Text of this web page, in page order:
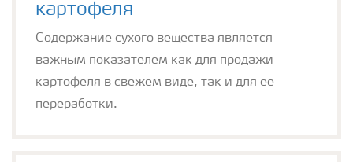
картофеля
Содержание сухого вещества является
важным показателем как для продажи
картофеля в свежем виде, так и для ее
переработки.